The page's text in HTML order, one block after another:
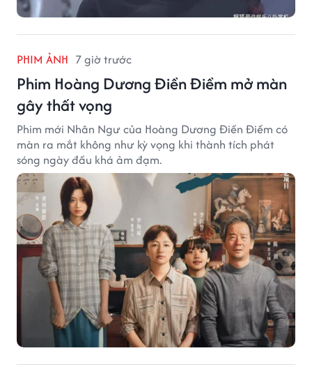
PHIM ẢNH 7 giờ trước
Phim Hoàng Dương Điền Điềm mở màn
gây thất vọng
Phim mới Nhân Ngư của Hoàng Dương Điền Điềm có
màn ra mắt không như kỳ vọng khi thành tích phát
sóng ngày đầu khá ảm đạm.